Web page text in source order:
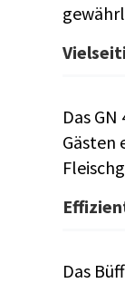
Das
Gästen
Das